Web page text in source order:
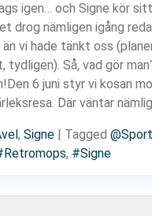
igen… och Signe kör
drog nämligen igång
vi hade tänkt oss
Så, vad gör
6 juni styr vi kosan
Där väntar
, Signe Tagged
, #Signe